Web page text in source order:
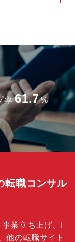
率 61.7 %
転職コンサル
業立ち上げ、I
他の転職サイト